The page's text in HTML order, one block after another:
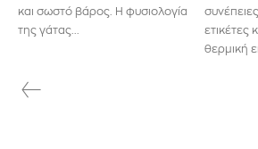
και σωστό βάρος. Η φυσιολογία
της γάτας...
ετικέτες
θερμική